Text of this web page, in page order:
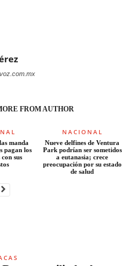
FROM AUTHOR
manda
pagan los
sus
NACIONAL
Nueve delfines de Ventura
Park podrían ser sometidos
a eutanasia; crece
preocupación por su estado
de salud